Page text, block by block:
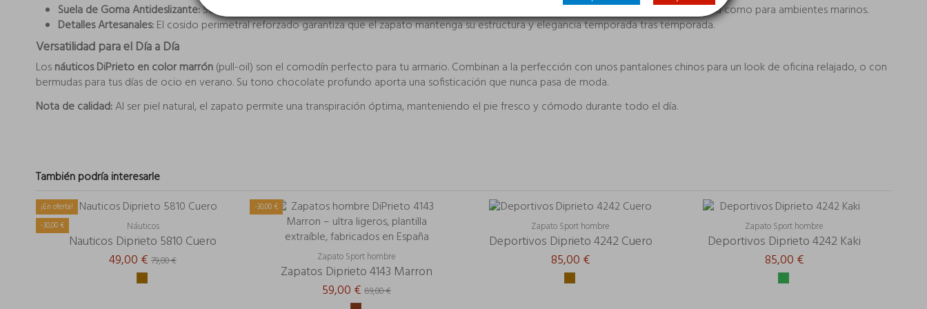
Suela de Goma Antideslizante:Su suela de goma flexible proporciona un agarre óptimo en todo tipo de superficies, ideal tanto para la ciudad como para ambientes marinos.
Detalles Artesanales:El cosido perimetral reforzado garantiza que el zapato mantenga su estructura y elegancia temporada tras temporada.
Versatilidad para el Día a Día
Losnáuticos DiPrieto en color marrón(pull-oil) son el comodín perfecto para tu armario. Combinan a la perfección con unos pantalones chinos para un look de oficina relajado, o con
bermudas para tus días de ocio en verano. Su tono chocolate profundo aporta una sofisticación que nunca pasa de moda.
Nota de calidad:Al ser piel natural, el zapato permite una transpiración óptima, manteniendo el pie fresco y cómodo durante todo el día.
También podría interesarle
¡En oferta!
-30,00 €
Náuticos
Nauticos Diprieto 5810 Cuero
49,00 € 79,00 €
-30,00 €
Zapato Sport hombre
Zapatos Diprieto 4143 Marron
59,00 € 89,00 €
Zapato Sport hombre
Deportivos Diprieto 4242 Cuero
85,00 €
Zapato Sport hombre
Deportivos Diprieto 4242 Kaki
85,00 €